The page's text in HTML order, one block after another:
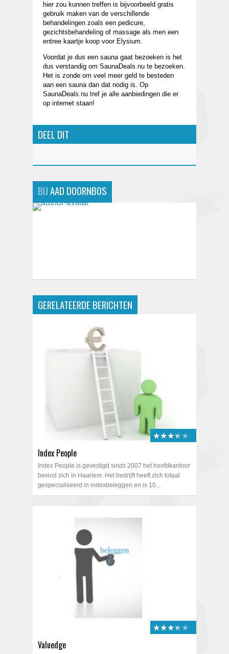
hier zou kunnen treffen is bijvoorbeeld gratis
gebruik maken van de verschillende
behandelingen zoals een pedicure,
gezichtsbehandeling of massage als men een
entree kaartje koop voor Elysium.
Voordat je dus een sauna gaat bezoeken is het
dus verstandig om SaunaDeals.nu te bezoeken.
Het is zonde om veel meer geld te besteden
aan een sauna dan dat nodig is. Op
SaunaDeals.nu tref je alle aanbiedingen die er
op internet staan!
DEEL DIT
BIJAAD DOORNBOS
GERELATEERDE BERICHTEN
★★★★★
★★★★★
Index People
Index People is gevestigd sinds 2007 het hoofdkantoor
bevind zich in Haarlem. Het bedrijft heeft zich totaal
gespecialiseerd in indexbeleggen en is 10...
★★★★★
★★★★★
Valuedge